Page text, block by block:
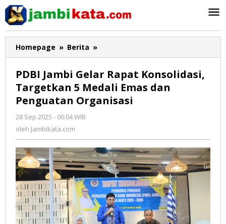
Lewati
konten
Homepage » Berita »
Jambi
Rapat
Konsolidasi,
Targetkan
dan
Penguatan
Organisasi
PDBI Jambi Gelar Rapat Konsolidasi,
Targetkan 5 Medali Emas dan
Penguatan Organisasi
28 Sep 2025 - 06:04 WIB
oleh Jambikata.com